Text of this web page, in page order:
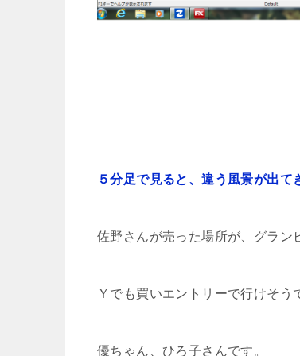
５分足で見ると、違う風景が出て
佐野さんが売った場所が、グラン
Ｙでも買いエントリーで行けそう
優ちゃん、ひろ子さんです。